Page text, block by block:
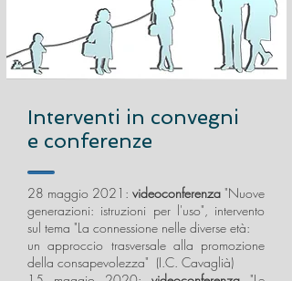
Interventi in convegni
e conferenze
28 maggio 2021: videoconferenza "Nuove
generazioni: istruzioni per l'uso", intervento
sul tema "La connessione nelle diverse età:
un approccio trasversale alla promozione
della consapevolezza" (I.C. Cavaglià)